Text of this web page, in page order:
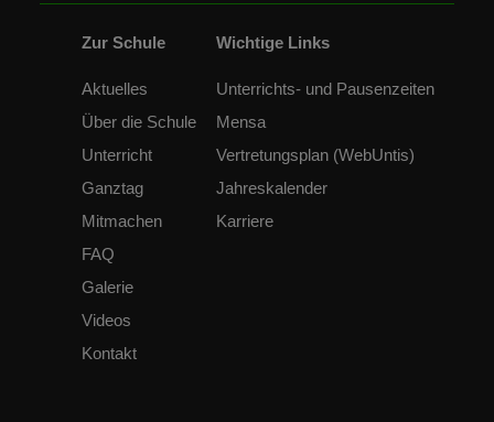
Zur Schule
Aktuelles
Über die Schule
Unterricht
Ganztag
Mitmachen
FAQ
Galerie
Videos
Kontakt
Wichtige Links
Unterrichts- und Pausenzeiten
Mensa
Vertretungsplan (WebUntis)
Jahreskalender
Karriere